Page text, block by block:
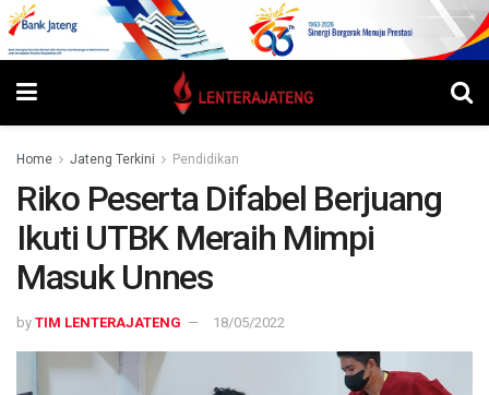
Home Jateng Terkini Pendidikan
Riko Peserta Difabel Berjuang
Ikuti UTBK Meraih Mimpi
Masuk Unnes
by TIM LENTERAJATENG 18/05/2022